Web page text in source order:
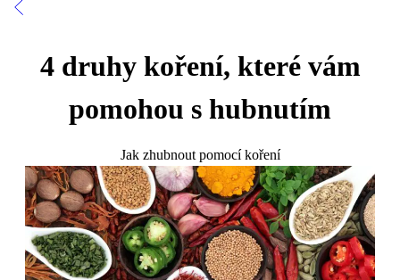
4 druhy koření, které vám
pomohou s hubnutím
Jak zhubnout pomocí koření